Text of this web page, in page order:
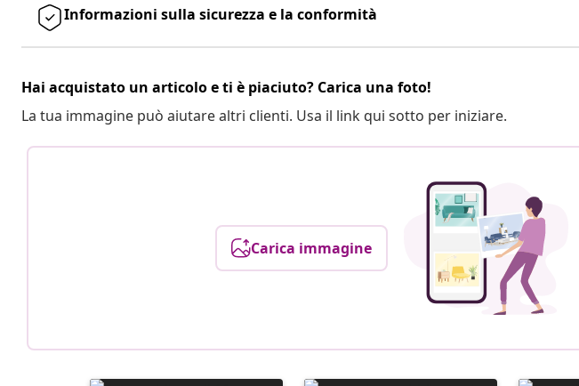
Informazioni sulla sicurezza e la conformità
Hai acquistato un articolo e ti è piaciuto? Carica una foto!
La tua immagine può aiutare altri clienti. Usa il link qui sotto per iniziare.
Carica immagine